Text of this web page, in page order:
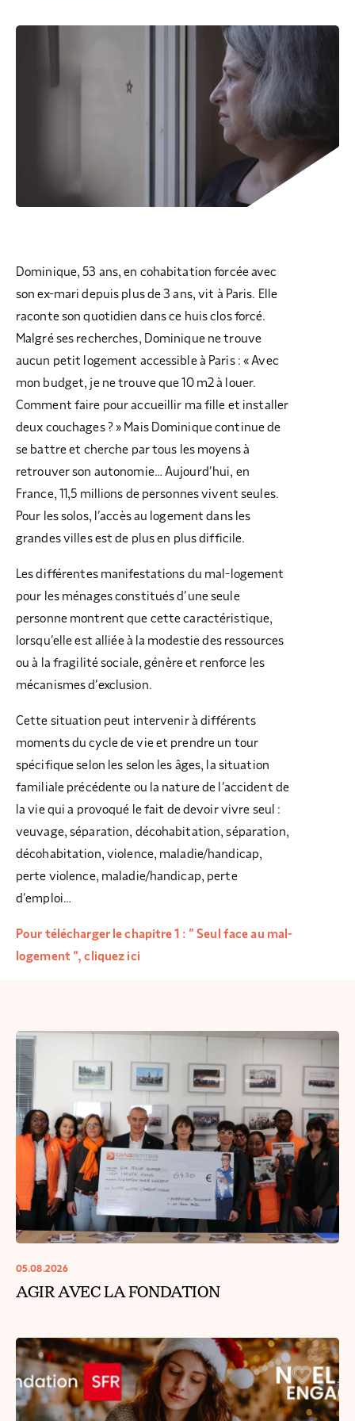
NOUS REJOINDRE
SOUTENIR L’ENGAGEMENT DES HABITANTS
DONNER LES MOYENS D’AGIR
RAPPORTS SUR L’ÉTAT DU MAL-LOGEMENT
PARTENARIATS ENTREPRISES
Dominique, 53 ans, en cohabitation forcée avec
son ex-mari depuis plus de 3 ans, vit à Paris. Elle
raconte son quotidien dans ce huis clos forcé.
Malgré ses recherches, Dominique ne trouve
aucun petit logement accessible à Paris : « Avec
mon budget, je ne trouve que 10 m2 à louer.
Comment faire pour accueillir ma fille et installer
deux couchages ? » Mais Dominique continue de
se battre et cherche par tous les moyens à
retrouver son autonomie… Aujourd’hui, en
France, 11,5 millions de personnes vivent seules.
Pour les solos, l’accès au logement dans les
grandes villes est de plus en plus difficile.
Les différentes manifestations du mal-logement
pour les ménages constitués d’une seule
personne montrent que cette caractéristique,
lorsqu’elle est alliée à la modestie des ressources
ou à la fragilité sociale, génère et renforce les
mécanismes d’exclusion.
Cette situation peut intervenir à différents
moments du cycle de vie et prendre un tour
spécifique selon les selon les âges, la situation
familiale précédente ou la nature de l’accident de
la vie qui a provoqué le fait de devoir vivre seul :
veuvage, séparation, décohabitation, séparation,
décohabitation, violence, maladie/handicap,
perte violence, maladie/handicap, perte
d’emploi…
Pour télécharger le chapitre 1 : ” Seul face au mal-
logement “, cliquez ici
05.08.2026
AGIR AVEC LA FONDATION